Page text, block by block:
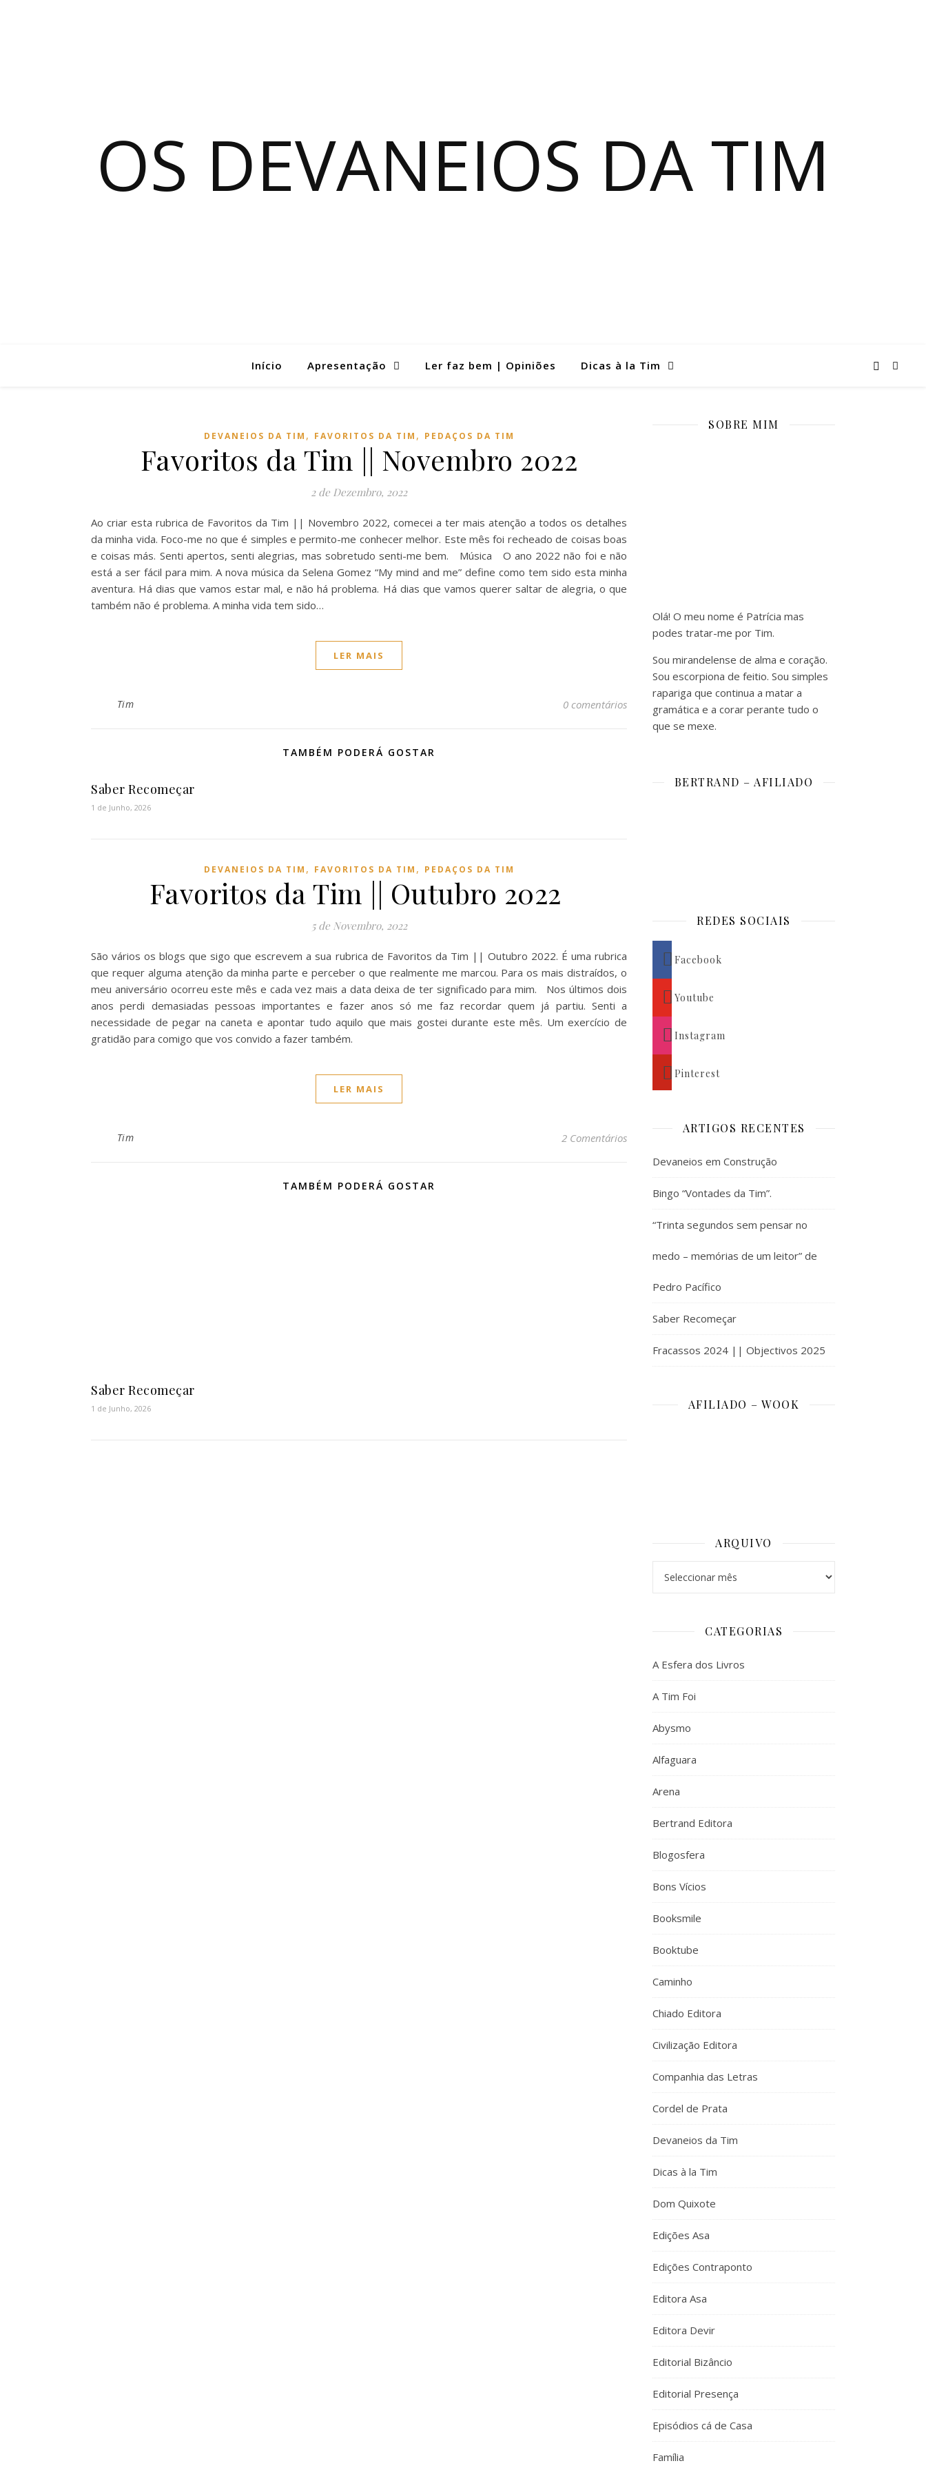
OS DEVANEIOS DA TIM
Início Apresentação Ler faz bem | Opiniões Dicas à la Tim
DEVANEIOS DA TIM , FAVORITOS DA TIM , PEDAÇOS DA TIM
Favoritos da Tim || Novembro 2022
2 de Dezembro, 2022
Ao criar esta rubrica de Favoritos da Tim || Novembro 2022, comecei a ter mais atenção a todos os detalhes
da minha vida. Foco-me no que é simples e permito-me conhecer melhor. Este mês foi recheado de coisas boas
e coisas más. Senti apertos, senti alegrias, mas sobretudo senti-me bem. Música O ano 2022 não foi e não
está a ser fácil para mim. A nova música da Selena Gomez “My mind and me” define como tem sido esta minha
aventura. Há dias que vamos estar mal, e não há problema. Há dias que vamos querer saltar de alegria, o que
também não é problema. A minha vida tem sido…
LER MAIS
Tim 0 comentários
TAMBÉM PODERÁ GOSTAR
Saber Recomeçar
1 de Junho, 2026
DEVANEIOS DA TIM , FAVORITOS DA TIM , PEDAÇOS DA TIM
Favoritos da Tim || Outubro 2022
5 de Novembro, 2022
São vários os blogs que sigo que escrevem a sua rubrica de Favoritos da Tim || Outubro 2022. É uma rubrica
que requer alguma atenção da minha parte e perceber o que realmente me marcou. Para os mais distraídos, o
meu aniversário ocorreu este mês e cada vez mais a data deixa de ter significado para mim. Nos últimos dois
anos perdi demasiadas pessoas importantes e fazer anos só me faz recordar quem já partiu. Senti a
necessidade de pegar na caneta e apontar tudo aquilo que mais gostei durante este mês. Um exercício de
gratidão para comigo que vos convido a fazer também.
LER MAIS
Tim 2 Comentários
TAMBÉM PODERÁ GOSTAR
Saber Recomeçar
1 de Junho, 2026
SOBRE MIM
Olá! O meu nome é Patrícia mas
podes tratar-me por Tim.
Sou mirandelense de alma e coração.
Sou escorpiona de feitio. Sou simples
rapariga que continua a matar a
gramática e a corar perante tudo o
que se mexe.
BERTRAND – AFILIADO
REDES SOCIAIS
Facebook
Youtube
Instagram
Pinterest
ARTIGOS RECENTES
Devaneios em Construção
Bingo “Vontades da Tim”.
“Trinta segundos sem pensar no
medo – memórias de um leitor” de
Pedro Pacífico
Saber Recomeçar
Fracassos 2024 || Objectivos 2025
AFILIADO – WOOK
ARQUIVO
CATEGORIAS
A Esfera dos Livros
A Tim Foi
Abysmo
Alfaguara
Arena
Bertrand Editora
Blogosfera
Bons Vícios
Booksmile
Booktube
Caminho
Chiado Editora
Civilização Editora
Companhia das Letras
Cordel de Prata
Devaneios da Tim
Dicas à la Tim
Dom Quixote
Edições Asa
Edições Contraponto
Editora Asa
Editora Devir
Editorial Bizâncio
Editorial Presença
Episódios cá de Casa
Família